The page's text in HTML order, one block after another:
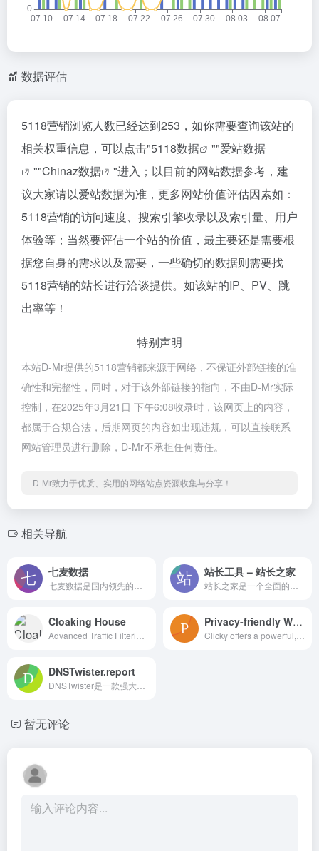
数据评估
5118营销浏览人数已经达到253，如你需要查询该站的
相关权重信息，可以点击"5118数据 ""爱站数据
""Chinaz数据
"进入；以目前的网站数据参考，建
议大家请以爱站数据为准，更多网站价值评估因素如：
5118营销的访问速度、搜索引擎收录以及索引量、用户
体验等；当然要评估一个站的价值，最主要还是需要根
据您自身的需求以及需要，一些确切的数据则需要找
5118营销的站长进行洽谈提供。如该站的IP、PV、跳
出率等！
特别声明
本站D-Mr提供的5118营销都来源于网络，不保证外部链接的准
确性和完整性，同时，对于该外部链接的指向，不由D-Mr实际
控制，在2025年3月21日 下午6:08收录时，该网页上的内容，
都属于合规合法，后期网页的内容如出现违规，可以直接联系
网站管理员进行删除，D-Mr不承担任何责任。
D-Mr致力于优质、实用的网络站点资源收集与分享！
相关导航
七麦数据 站长工具 – 站长之家
Cloaking House Privacy-friendly Website Analytics | GDPR-compliant, Real-time, Google Analytics alternative | Clicky
DNSTwister.report
暂无评论